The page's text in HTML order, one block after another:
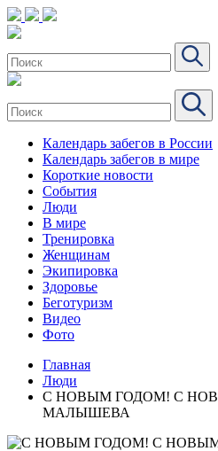
Календарь забегов в России
Календарь забегов в мире
Короткие новости
События
Люди
В мире
Тренировка
Женщинам
Экипировка
Здоровье
Беготуризм
Видео
Фото
Главная
Люди
С НОВЫМ ГОДОМ! С
МАЛЫШЕВА